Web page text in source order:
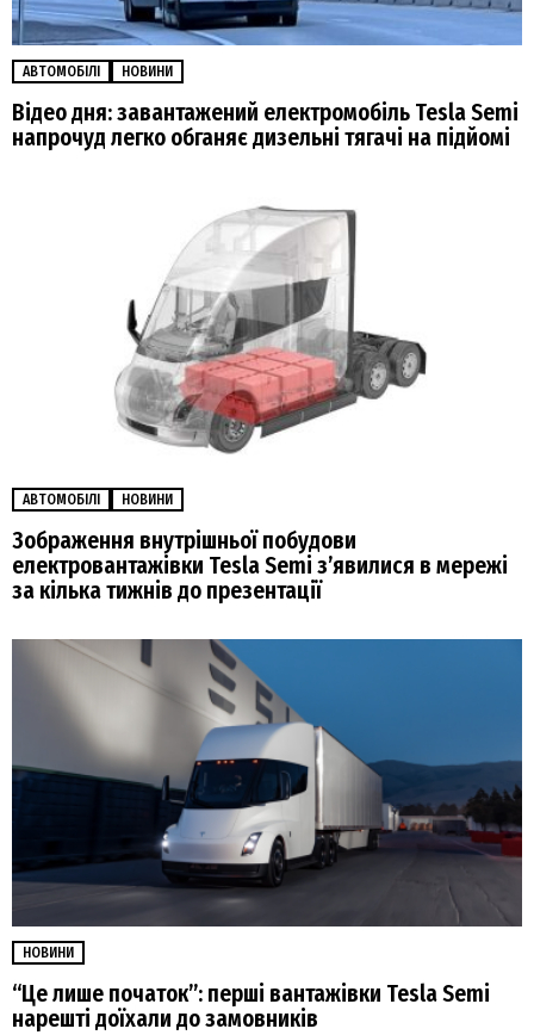
АВТОМОБІЛІ НОВИНИ
Відео дня: завантажений електромобіль Tesla Semi
напрочуд легко обганяє дизельні тягачі на підйомі
АВТОМОБІЛІ НОВИНИ
Зображення внутрішньої побудови
електровантажівки Tesla Semi зʼявилися в мережі
за кілька тижнів до презентації
НОВИНИ
“Це лише початок”: перші вантажівки Tesla Semi
нарешті доїхали до замовників